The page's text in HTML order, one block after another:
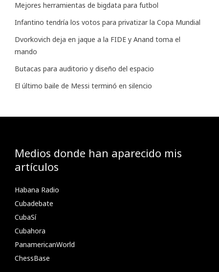
Mejores herramientas de bigdata para futbol
Infantino tendría los votos para privatizar la Copa Mundial
Dvorkovich deja en jaque a la FIDE y Anand toma el
mando
Butacas para auditorio y diseño del espacio
El último baile de Messi terminó en silencio
Medios donde han aparecido mis
artículos
Habana Radio
Cubadebate
CubaSí
Cubahora
PanamericanWorld
ChessBase